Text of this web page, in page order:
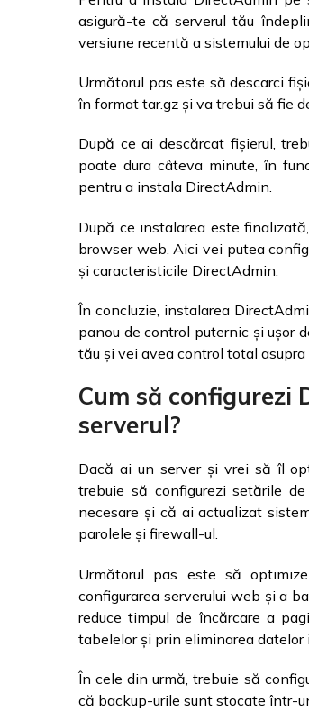
asigură-te că serverul tău
versiune recentă a sistemului de
Următorul pas este să descarci
în format tar.gz și va trebui să fie
După ce ai descărcat fișierul,
poate dura câteva minute, în
pentru a instala DirectAdmin.
După ce instalarea este
browser web. Aici vei putea
și caracteristicile DirectAdmin.
În concluzie, instalarea
panou de control puternic și ușor
tău și vei avea control total
Cum să
serverul?
Dacă ai un server și vrei să îl
trebuie să configurezi setările
necesare și că ai actualizat
parolele și firewall-ul.
Următorul pas este să
configurarea serverului web și a
reduce timpul de încărcare a
tabelelor și prin eliminarea datelor
În cele din urmă, trebuie să
că backup-urile sunt stocate într-